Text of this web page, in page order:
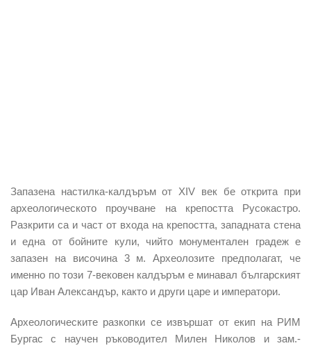
Запазена настилка-калдъръм от XIV век бе открита при
археологическото проучване на крепостта Русокастрo.
Разкрити са и част от входа на крепостта, западната стена
и една от бойните кули, чийто монументален градеж е
запазен на височина 3 м. Археолозите предполагат, че
именно по този 7-вековен калдъръм е минавал българският
цар Иван Александър, както и други царе и императори.
Археологическите разкопки се извършат от екип на РИМ
Бургас с научен ръководител Милен Николов и зам.-